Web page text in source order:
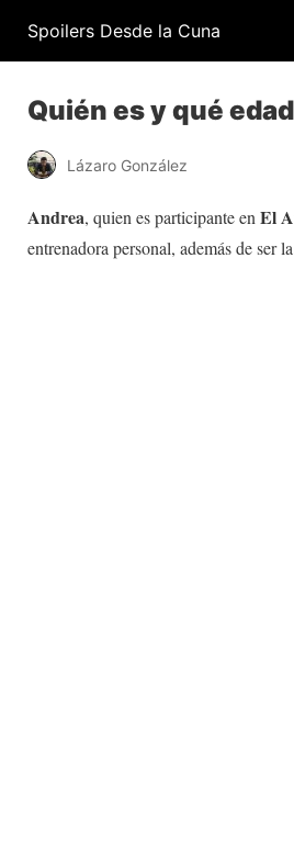
Spoilers Desde la Cuna
Quién es y qué
Lázaro González
Andrea, quien es participante en El
entrenadora personal, además de ser